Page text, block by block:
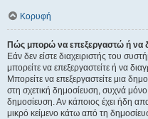
Κορυφή
Πώς μπορώ να επεξεργαστώ ή να
Εάν δεν είστε διαχειριστής του
μπορείτε να επεξεργαστείτε ή να
Μπορείτε να επεξεργαστείτε μια
στη σχετική δημοσίευση, συχνά
δημοσίευση. Αν κάποιος έχει ήδη
μικρό κείμενο κάτω από τη